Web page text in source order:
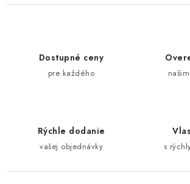
Dostupné ceny
pre každého
Rýchle dodanie
vašej objednávky s